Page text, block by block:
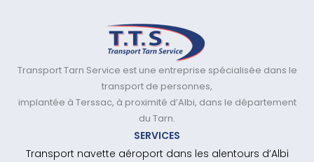
Transport Tarn Service est une entreprise spécialisée dans le
transport de personnes,
implantée à Terssac, à proximité d’Albi, dans le département
du Tarn.
SERVICES
Transport navette aéroport dans les alentours d’Albi